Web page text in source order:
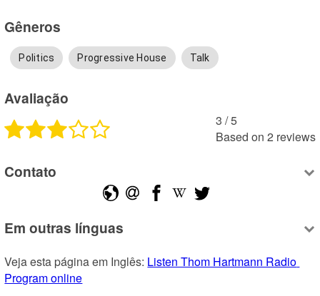
Gêneros
Politics Progressive House Talk
Avaliação
3 /5
Based on 2 reviews
Contato
Em outras línguas
Veja esta página em Inglês: Listen Thom Hartmann Radio
Program online